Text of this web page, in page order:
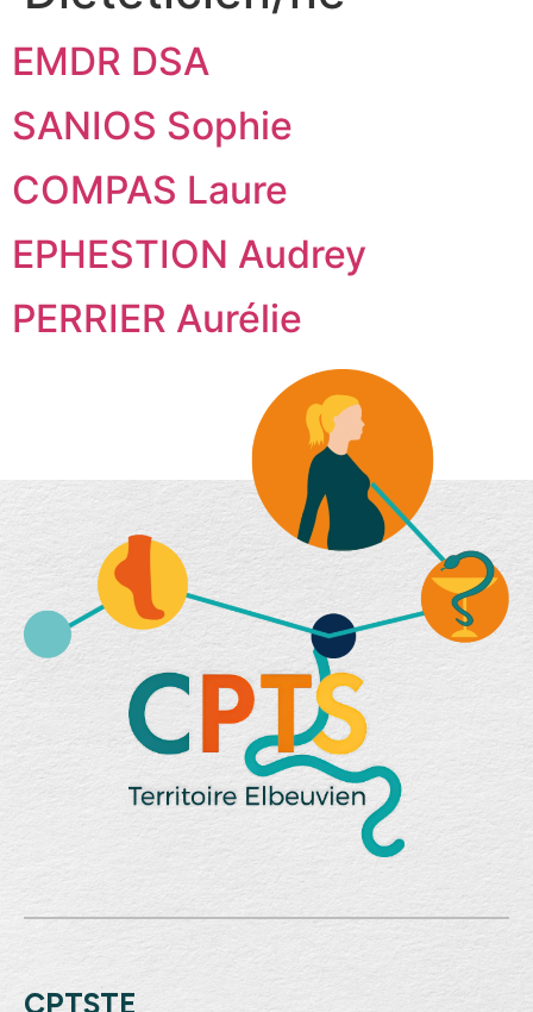
EMDR DSA
SANIOS Sophie
COMPAS Laure
EPHESTION Audrey
PERRIER Aurélie
CPTSTE